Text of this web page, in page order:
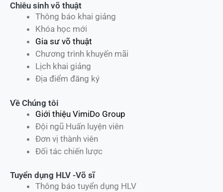
Chiêu sinh võ thuật
Thông báo khai giảng
Khóa học mới
Gia sư võ thuật
Chương trình khuyến mãi
Lịch khai giảng
Địa điểm đăng ký
Về Chúng tôi
Giới thiệu VimiDo Group
Đội ngũ Huấn luyện viên
Đơn vị thành viên
Đối tác chiến lược
Tuyển dụng HLV -Võ sĩ
Thông báo tuyển dụng HLV